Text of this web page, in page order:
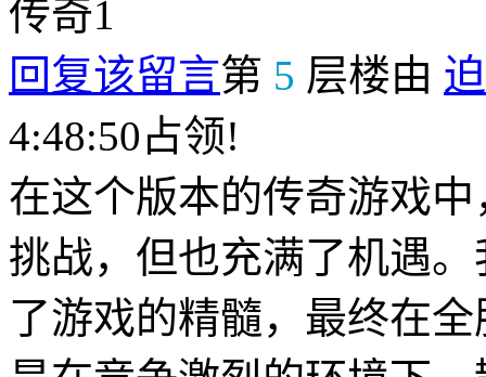
传奇1
回复该留言第 5 层楼由
4:48:50占领!
在这个版本的传奇游戏
挑战，但也充满了机遇
了游戏的精髓，最终在